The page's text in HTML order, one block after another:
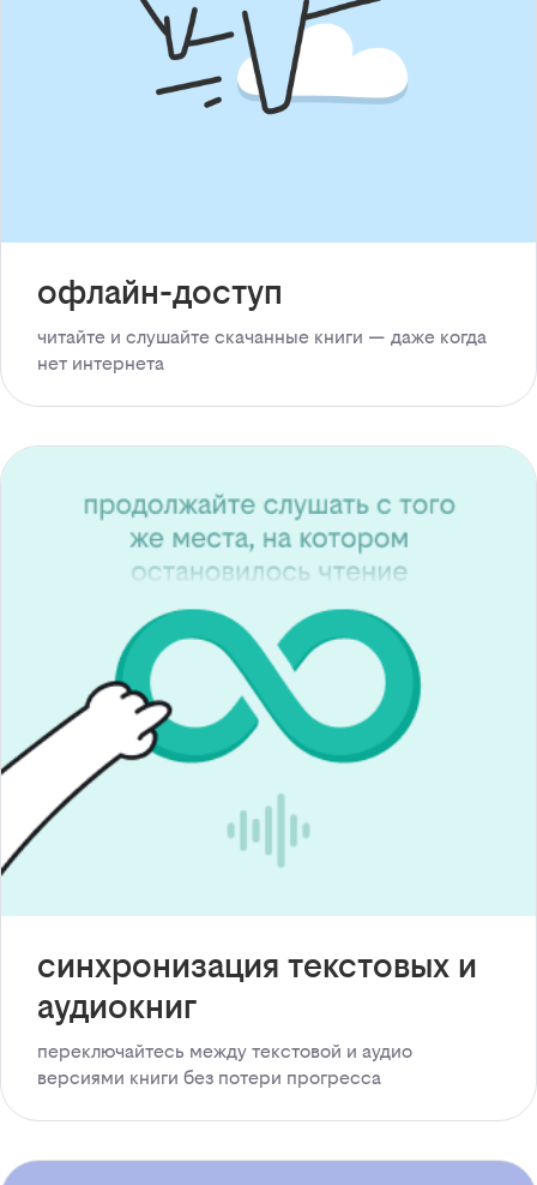
офлайн-доступ
читайте и слушайте скачанные книги — даже когда
нет интернета
синхронизация текстовых и
аудиокниг
переключайтесь между текстовой и аудио
версиями книги без потери прогресса